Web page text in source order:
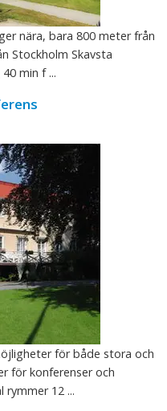
nära, bara 800 meter från
Stockholm Skavsta
min f ...
för både stora och
för konferenser och
12 ...